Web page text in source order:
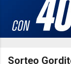
Sorteo